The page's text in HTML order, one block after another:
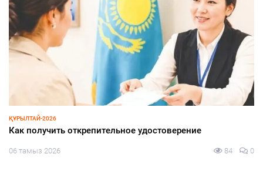
ҚҰРЫЛТАЙ-2026
Как получить открепительное удостоверение
06 тамыз 2026 84 0